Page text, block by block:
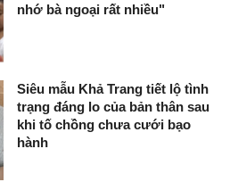
nhớ bà ngoại rất nhiều"
Siêu mẫu Khả Trang tiết lộ tình
trạng đáng lo của bản thân sau
khi tố chồng chưa cưới bạo
hành